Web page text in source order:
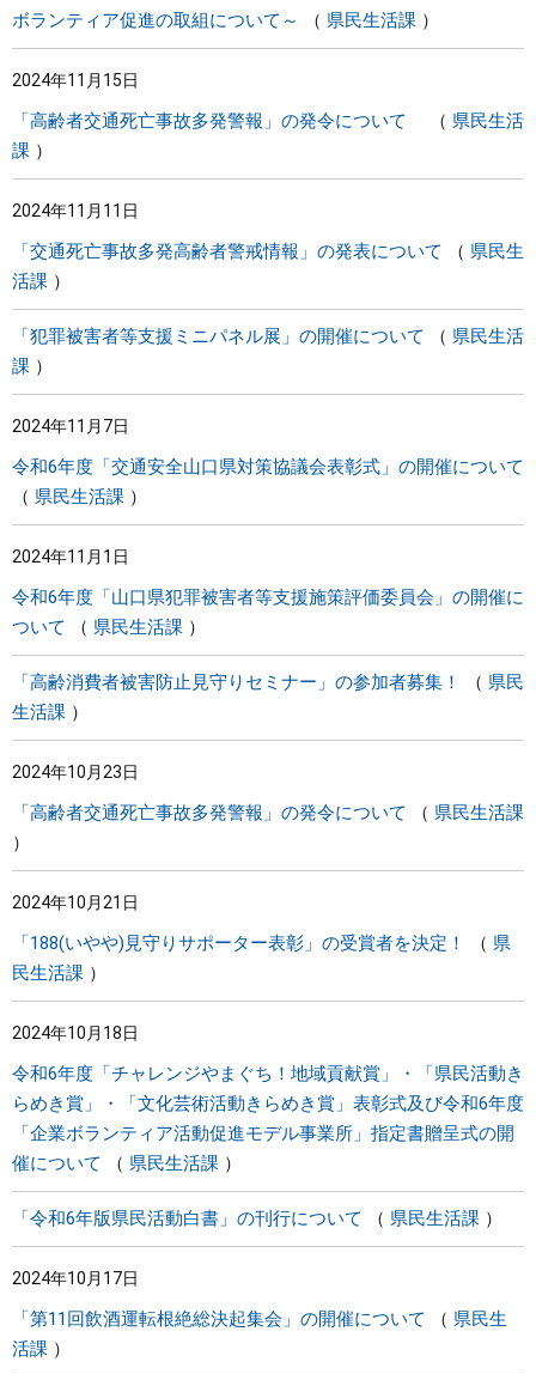
ボランティア促進の取組について～
県民生活課
2024年11月15日
「高齢者交通死亡事故多発警報」の発令について
県民生活
課
2024年11月11日
「交通死亡事故多発高齢者警戒情報」の発表について
県民生
活課
「犯罪被害者等支援ミニパネル展」の開催について
県民生活
課
2024年11月7日
令和6年度「交通安全山口県対策協議会表彰式」の開催について
県民生活課
2024年11月1日
令和6年度「山口県犯罪被害者等支援施策評価委員会」の開催に
ついて
県民生活課
「高齢消費者被害防止見守りセミナー」の参加者募集！
県民
生活課
2024年10月23日
「高齢者交通死亡事故多発警報」の発令について 県民生活課
2024年10月21日
「188(いやや)見守りサポーター表彰」の受賞者を決定！
県
民生活課
2024年10月18日
令和6年度「チャレンジやまぐち！地域貢献賞」・「県民活動き
らめき賞」・「文化芸術活動きらめき賞」表彰式及び令和6年度
「企業ボランティア活動促進モデル事業所」指定書贈呈式の開
催について
県民生活課
「令和6年版県民活動白書」の刊行について 県民生活課
2024年10月17日
「第11回飲酒運転根絶総決起集会」の開催について
県民生
活課